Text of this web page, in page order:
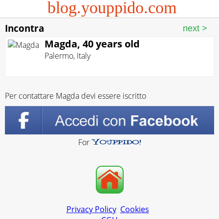
blog.youppido.com
Incontra
Magda, 40 years old
Palermo, Italy
Per contattare Magda devi essere iscritto
For
Privacy Policy Cookies